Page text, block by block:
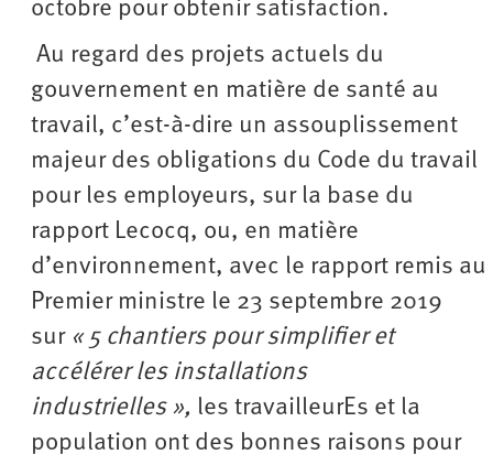
octobre pour obtenir satisfaction.
Au regard des projets actuels du
gouvernement en matière de santé au
travail, c’est-à-dire un assouplissement
majeur des obligations du Code du travail
pour les employeurs, sur la base du
rapport Lecocq, ou, en matière
d’environnement, avec le rapport remis au
Premier ministre le 23 septembre 2019
sur « 5 chantiers pour simplifier et
accélérer les installations
industrielles », les travailleurEs et la
population ont des bonnes raisons pour